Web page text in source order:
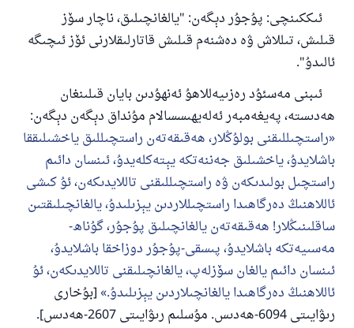
ئىككىنچى: پۇجۇر دېگەن: "يالغانچىلىق، ناچار سۆز
قىلىش، تىللاش ۋە دەشنەم قىلىش قاتارلىقلارنى ئۆز ئىچىگە
ئالىدۇ".
ئىبنى مەسئۇد رەزىيەللاھۇ ئەنھۇدىن بايان قىلىنغان
ھەدىستە، پەيغەمبەر ئەلەيھىسسالام مۇنداق دېگەن دېگەن:
راستچىللىقنى بولۇڭلار، ھەقىقەتەن راستچىللىق ياخشىلىققا
باشلايدۇ، ياخشىلىق جەننەتكە يېتەكلەيدۇ، ئىنسان دائىم
راستچىل بولىدىكەن ۋە راستچىللىقنى تاللايدىكەن، ئۇ كىشى
ئاللاھنىڭ دەرگاھىدا راستچىللاردىن يېزىلىدۇ، يالغانچىلىقتىن
ساقلىنىڭلار! ھەقىقەتەن يالغانچىلىق پۇجۇر، گۇناھ-
مەسىيەتكە باشلايدۇ، پىسقى-پۇجۇر دوزاخقا باشلايدۇ،
ئىنسان دائىم يالغان سۆزلەپ، يالغانچىلىقنى تاللايدىكەن، ئۇ
ئاللاھنىڭ دەرگاھىدا يالغانچىلاردىن يېزىلىدۇ. [بۇخارى
رىۋايىتى 6094-ھەدىس. مۇسلىم رىۋايىتى 2607-ھەدىس].